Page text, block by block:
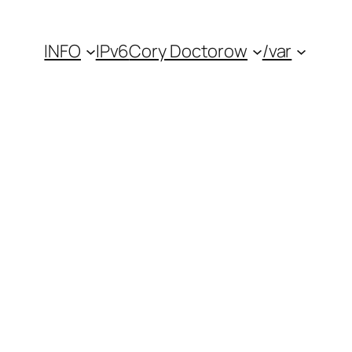
INFO IPv6Cory Doctorow /var